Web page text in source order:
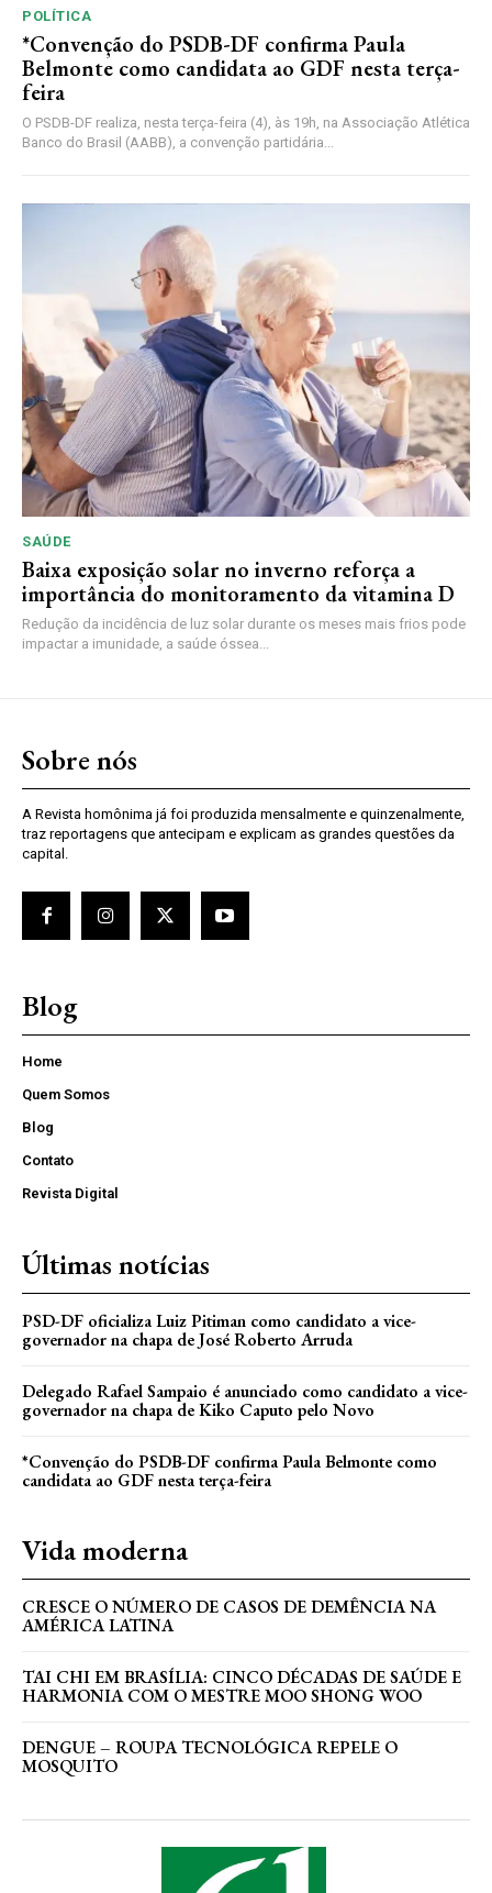
POLÍTICA
*Convenção do PSDB-DF confirma Paula
Belmonte como candidata ao GDF nesta terça-
feira
O PSDB-DF realiza, nesta terça-feira (4), às 19h, na Associação Atlética
Banco do Brasil (AABB), a convenção partidária...
SAÚDE
Baixa exposição solar no inverno reforça a
importância do monitoramento da vitamina D
Redução da incidência de luz solar durante os meses mais frios pode
impactar a imunidade, a saúde óssea...
Sobre nós
A Revista homônima já foi produzida mensalmente e quinzenalmente,
traz reportagens que antecipam e explicam as grandes questões da
capital.
Blog
Home
Quem Somos
Blog
Contato
Revista Digital
Últimas notícias
PSD-DF oficializa Luiz Pitiman como candidato a vice-
governador na chapa de José Roberto Arruda
Delegado Rafael Sampaio é anunciado como candidato a vice-
governador na chapa de Kiko Caputo pelo Novo
*Convenção do PSDB-DF confirma Paula Belmonte como
candidata ao GDF nesta terça-feira
Vida moderna
CRESCE O NÚMERO DE CASOS DE DEMÊNCIA NA
AMÉRICA LATINA
TAI CHI EM BRASÍLIA: CINCO DÉCADAS DE SAÚDE E
HARMONIA COM O MESTRE MOO SHONG WOO
DENGUE – ROUPA TECNOLÓGICA REPELE O
MOSQUITO